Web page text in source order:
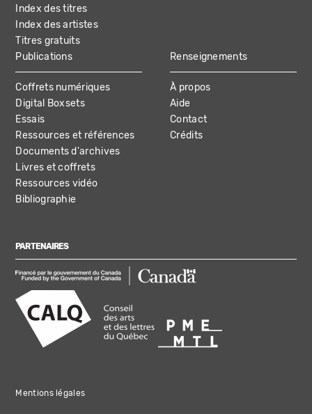
Index des titres
Index des artistes
Titres gratuits
Publications
Coffrets numériques
Digital Boxsets
Essais
Ressources et références
Documents d'archives
Livres et coffrets
Ressources vidéo
Bibliographie
Renseignements
À propos
Aide
Contact
Crédits
PARTENAIRES
Mentions légales